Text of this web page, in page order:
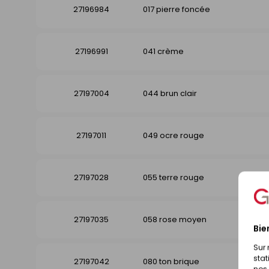
Sur
27196984 017 pierre foncée
27196991 041 crème
27197004 044 brun clair
27197011 049 ocre rouge
27197028 055 terre rouge
27197035 058 rose moyen
27197042 080 ton brique